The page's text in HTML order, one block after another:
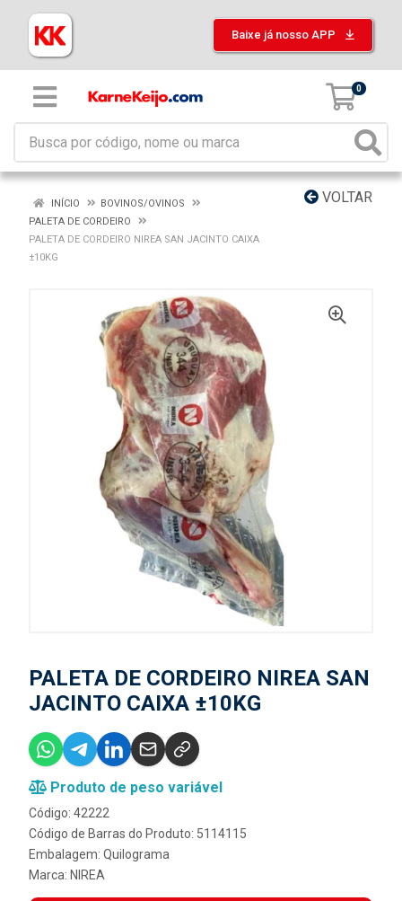
Baixe já nosso APP
0
VOLTAR
INÍCIO
BOVINOS/OVINOS
PALETA DE CORDEIRO
PALETA DE CORDEIRO NIREA SAN JACINTO CAIXA
±10KG
PALETA DE CORDEIRO NIREA SAN
JACINTO CAIXA ±10KG
Produto de peso variável
Código: 42222
Código de Barras do Produto: 5114115
Embalagem: Quilograma
Marca: NIREA